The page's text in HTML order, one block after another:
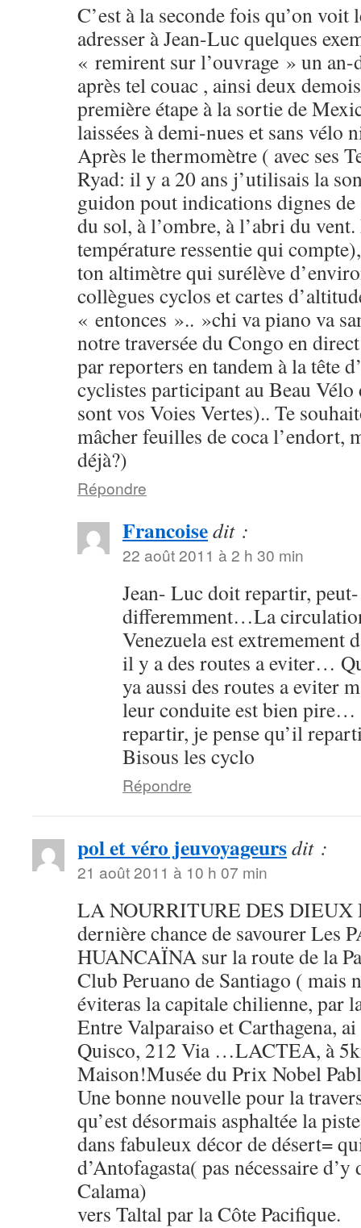
C’est à la seconde fois qu’on voit
adresser à Jean-Luc quelques
« remirent sur l’ouvrage » un an-
après tel couac , ainsi deux
première étape à la sortie de
laissées à demi-nues et sans vélo
Après le thermomètre ( avec ses
Ryad: il y a 20 ans j’utilisais la
guidon pout indications dignes de
du sol, à l’ombre, à l’abri du
température ressentie qui compte),
ton altimètre qui surélève
collègues cyclos et cartes
« entonces ».. »chi va piano va
notre traversée du Congo en
par reporters en tandem à la tête
cyclistes participant au Beau
sont vos Voies Vertes).. Te
mâcher feuilles de coca l’endort,
déjà?)
Répondre
Francoisedit :
22 août 2011 à 2 h 30 min
Jean- Luc doit repartir,
differemment…La
Venezuela est extremement
il y a des routes a eviter…
ya aussi des routes a eviter
leur conduite est bien
repartir, je pense qu’il
Bisous les cyclo
Répondre
pol et véro jeuvoyageursdit :
21 août 2011 à 10 h 07 min
LA NOURRITURE DES
dernière chance de savourer Les
HUANCAÏNA sur la route de la
Club Peruano de Santiago ( mais
éviteras la capitale chilienne, par
Entre Valparaiso et Carthagena,
Quisco, 212 Via …LACTEA, à
Maison!Musée du Prix Nobel
Une bonne nouvelle pour la
qu’est désormais asphaltée la
dans fabuleux décor de désert=
d’Antofagasta( pas nécessaire
Calama)
vers Taltal par la Côte Pacifique.